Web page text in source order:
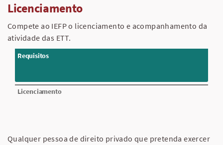
Licenciamento
Compete ao IEFP o licenciamento e acompanhamento da
atividade das ETT.
Requisitos
Licenciamento
Qualquer pessoa de direito privado que pretenda exercer